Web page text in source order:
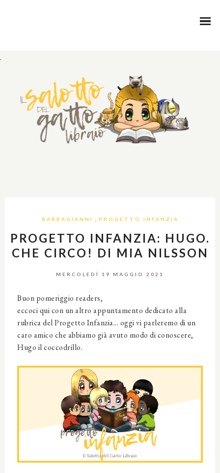
.
BARBAGIANNI , PROGETTO INFANZIA
PROGETTO INFANZIA: HUGO.
CHE CIRCO! DI MIA NILSSON
MERCOLEDÌ 19 MAGGIO 2021
Buon pomeriggio readers,
eccoci qui con un altro appuntamento dedicato alla
rubrica del Progetto Infanzia... oggi vi parleremo di un
caro amico che abbiamo già avuto modo di conoscere,
Hugo il coccodrillo.